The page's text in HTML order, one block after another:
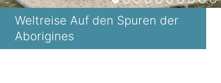
Weltreise Auf den Spuren der
Aborigines